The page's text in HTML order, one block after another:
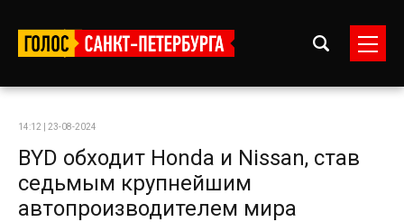
14:12 | 23-08-2024
BYD обходит Honda и Nissan, став
седьмым крупнейшим
автопроизводителем мира